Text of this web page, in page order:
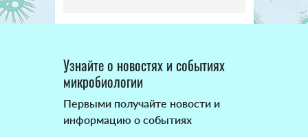
Узнайте о новостях и событиях
микробиологии
Первыми получайте новости и
информацию о событиях